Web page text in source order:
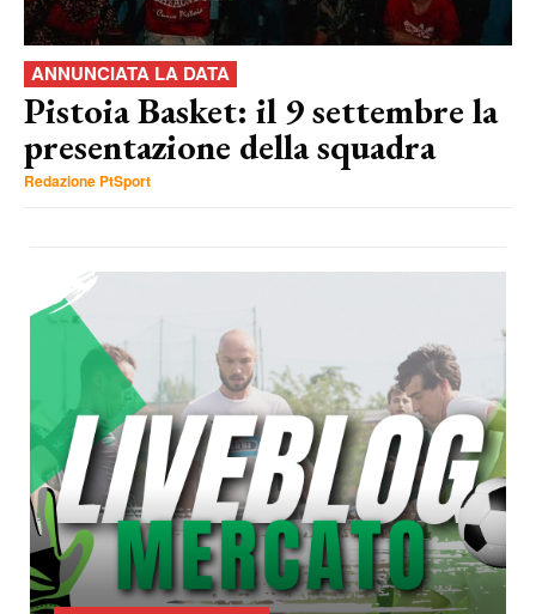
ANNUNCIATA LA DATA
Pistoia Basket: il 9 settembre la
presentazione della squadra
Redazione PtSport